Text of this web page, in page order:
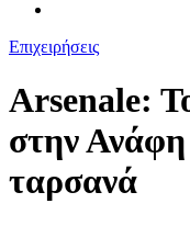
Επιχειρήσεις
Arsenale:
στην Ανάφη
ταρσανά